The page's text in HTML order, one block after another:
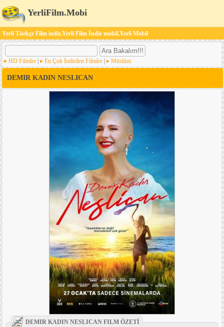
YerliFilm.Mobi
Yerli Türkçe Film indir,Yerli Film İndir mobil,Yerli Mobil
HD Filmler En Çok İndirilen Filmler Müslüm
DEMIR KADIN NESLICAN
DEMIR KADIN NESLICAN FILM ÖZETİ